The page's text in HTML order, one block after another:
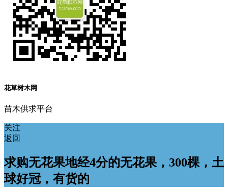
花草树木网
苗木供求平台
关注
返回
求购无花果地经4分的无花果，300棵，土
球好冠，有货的